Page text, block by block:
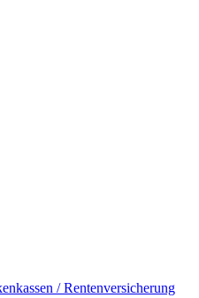
/ Rentenversicherung